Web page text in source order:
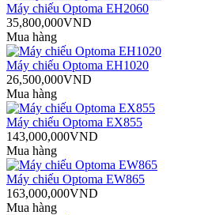
Máy chiếu Optoma EH2060
35,800,000VND
Mua hàng
Máy chiếu Optoma EH1020
26,500,000VND
Mua hàng
Máy chiếu Optoma EX855
143,000,000VND
Mua hàng
Máy chiếu Optoma EW865
163,000,000VND
Mua hàng